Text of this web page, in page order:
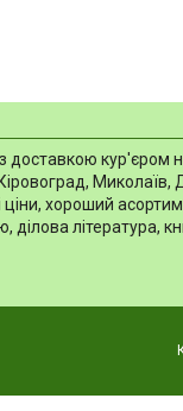
доставкою кур'єром
Миколаїв,
ціни, хороший
ділова література,